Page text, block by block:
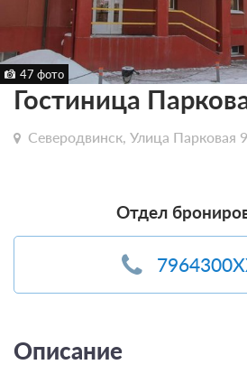
47 фото
Гостиница
Северодвинск, Улица Парковая 9
Отдел
Описание